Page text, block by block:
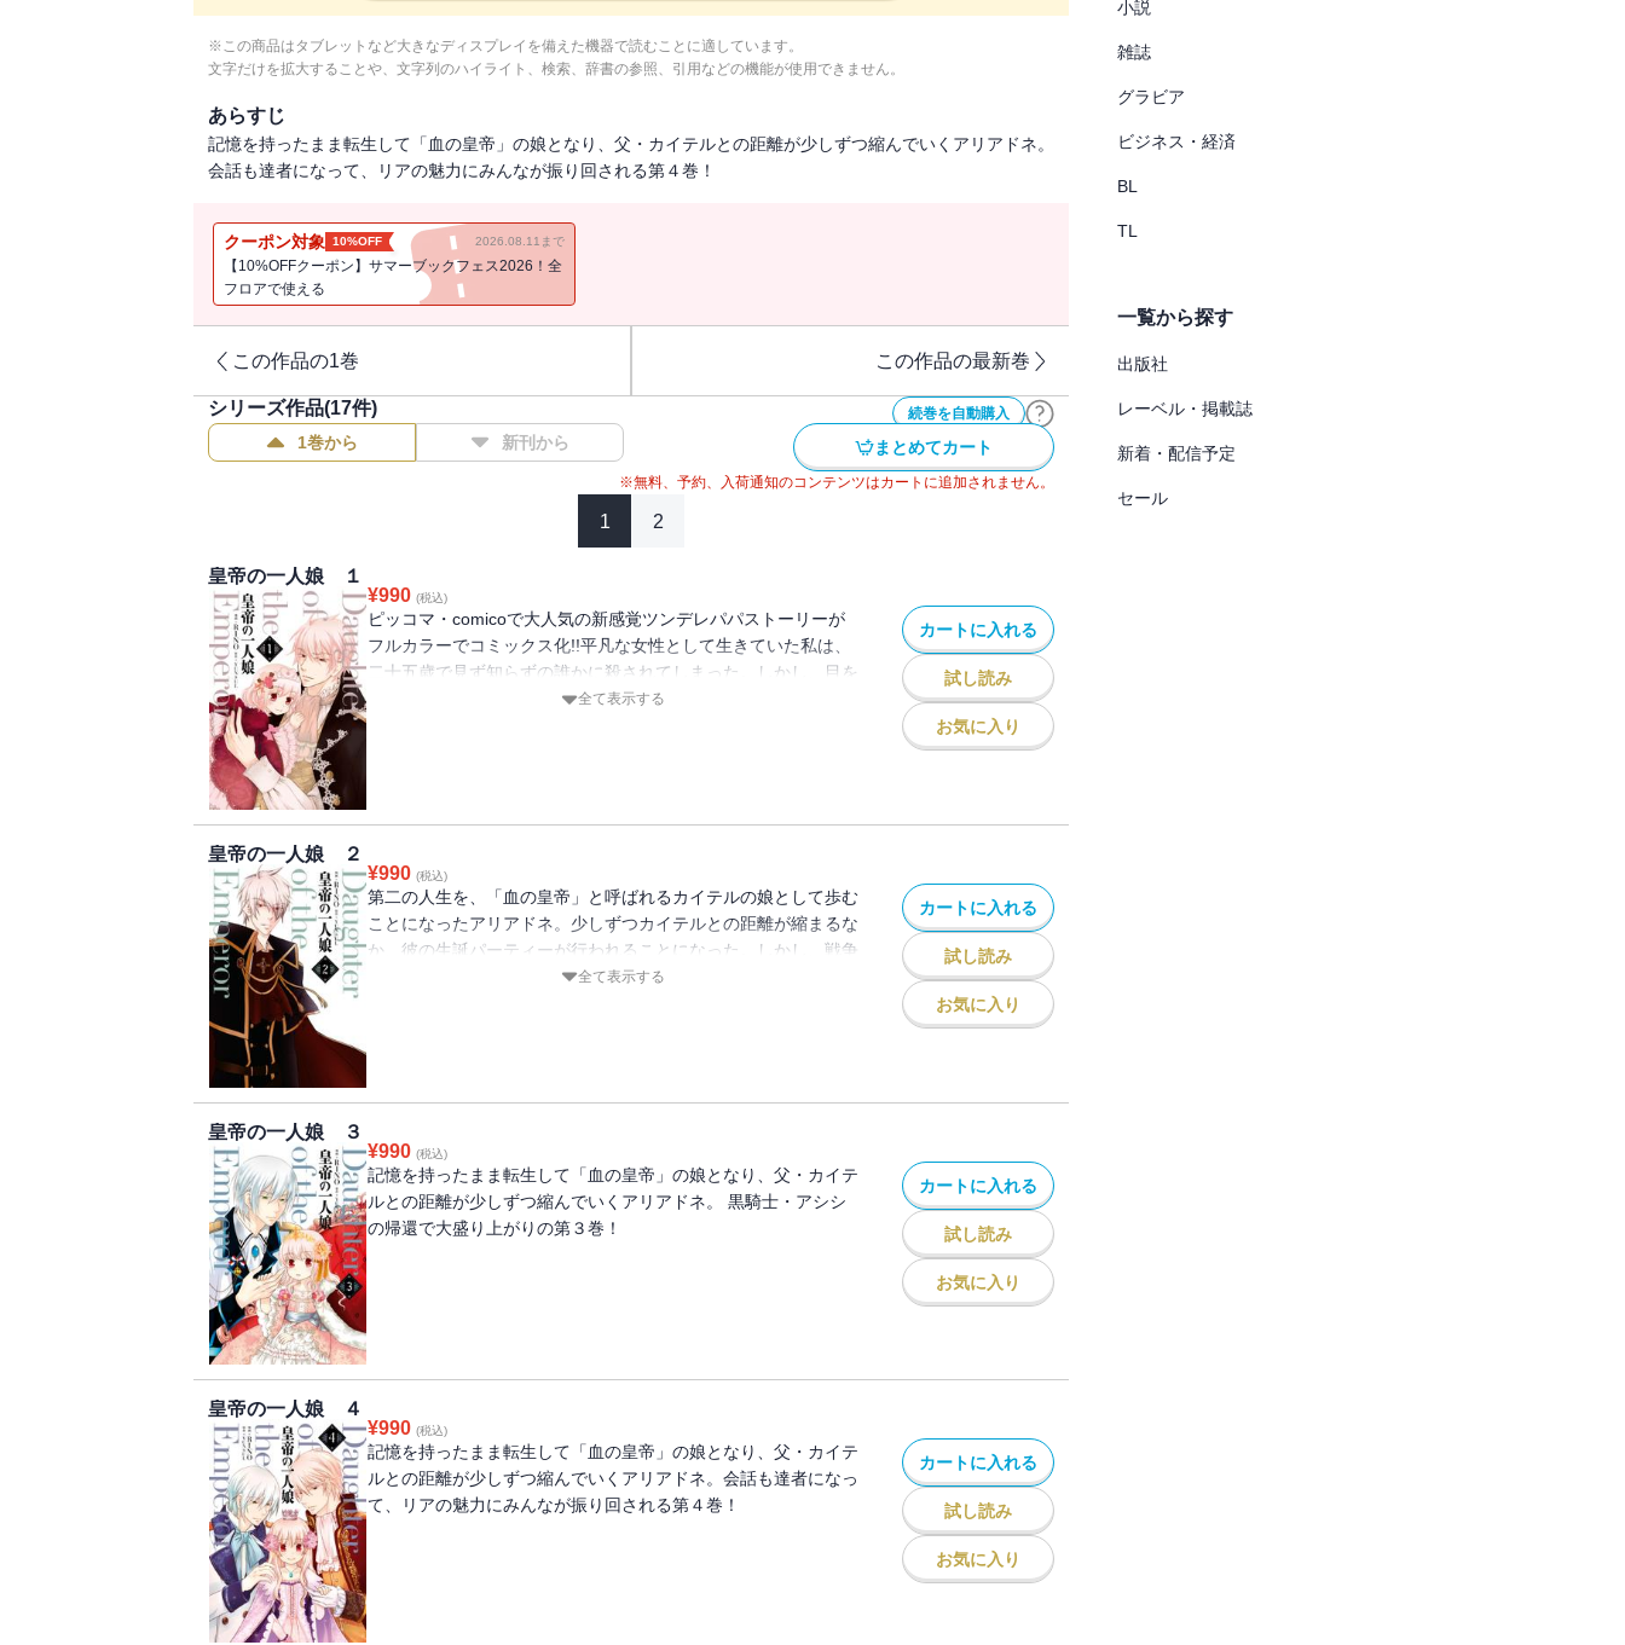
※この商品はタブレットなど大きなディスプレイを備えた機器で読むことに適しています。
文字だけを拡大することや、文字列のハイライト、検索、辞書の参照、引用などの機能が使用できません。
あらすじ
記憶を持ったまま転生して「血の皇帝」の娘となり、父・カイテルとの距離が少しずつ縮んでいくアリアドネ。
会話も達者になって、リアの魅力にみんなが振り回される第４巻！
クーポン対象 10%OFF 2026.08.11まで
【10%OFFクーポン】サマーブックフェス2026！全
フロアで使える
この作品の1巻 この作品の最新巻
続巻を自動購入
シリーズ作品(17件)
1巻から 新刊から まとめてカート
※無料、予約、入荷通知のコンテンツはカートに追加されません。
1 2
皇帝の一人娘 １
¥990 (税込)
ピッコマ・comicoで大人気の新感覚ツンデレパパストーリーが
フルカラーでコミックス化!!平凡な女性として生きていた私は、
二十五歳で見ず知らずの誰かに殺されてしまった。しかし、目を
覚ますと前世の記憶を持ったまま第二の人生が始まっていた!?し
全て表示する
カートに入れる
試し読み
お気に入り
皇帝の一人娘 ２
¥990 (税込)
第二の人生を、「血の皇帝」と呼ばれるカイテルの娘として歩む
ことになったアリアドネ。少しずつカイテルとの距離が縮まるな
か、彼の生誕パーティーが行われることになった。しかし、戦争
で数多の命を奪った負い目から、自分は祝福される立場なのか葛
全て表示する
カートに入れる
試し読み
お気に入り
皇帝の一人娘 ３
¥990 (税込)
記憶を持ったまま転生して「血の皇帝」の娘となり、父・カイテ
ルとの距離が少しずつ縮んでいくアリアドネ。 黒騎士・アシシ
の帰還で大盛り上がりの第３巻！
カートに入れる
試し読み
お気に入り
皇帝の一人娘 ４
¥990 (税込)
記憶を持ったまま転生して「血の皇帝」の娘となり、父・カイテ
ルとの距離が少しずつ縮んでいくアリアドネ。会話も達者になっ
て、リアの魅力にみんなが振り回される第４巻！
カートに入れる
試し読み
お気に入り
小説
雑誌
グラビア
ビジネス・経済
BL
TL
一覧から探す
出版社
レーベル・掲載誌
新着・配信予定
セール